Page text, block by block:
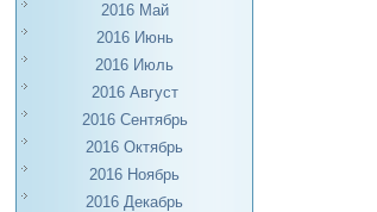
2016 Май
2016 Июнь
2016 Июль
2016 Август
2016 Сентябрь
2016 Октябрь
2016 Ноябрь
2016 Декабрь